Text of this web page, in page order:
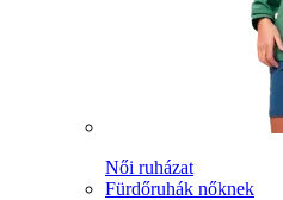
Női ruházat
Fürdőruhák nőknek